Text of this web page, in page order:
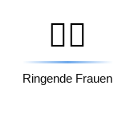
🤼‍♀️
Ringende Frauen